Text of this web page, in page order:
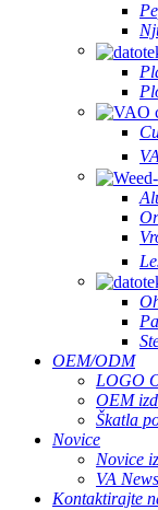
OEM/ODM
LOGO
OEM
Škatla
Novice
Novice
VA News
Kontaktirajte